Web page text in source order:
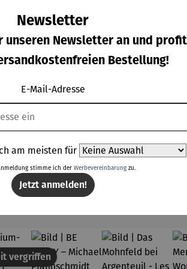
€
Bild | Jim
Wortmale
rei SAXA
Regulärer Preis:
210,00 €
Bild |
Wortmale
aus der Kategorie Kunst
vergriffen
Newsletter
unseren Newsletter an und
Bestellung!
E-Mail-Adresse
am meisten für
stimme ich der Werbevereinbarungzu.
Jetzt anmelden!